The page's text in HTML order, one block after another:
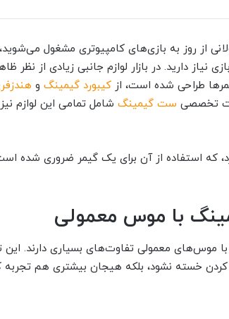
از روز به بازی‌های کامپیوتری مشغول می‌شوید،
دارید. در بازار لوازم جانبی زیادی از نظر
طراحی شده است، ازکیبورد گیمینگ و
تخصصی ست‌ گیمینگ شامل تمامی این لوازم
که استفاده از آن برای یک گیمر ضروری شده
با موس معمولی
موس‌های معمولی تفاوت‌های بسیاری دارند. این
خسته نشود، بلکه هیجان بیشتری هم تجربه